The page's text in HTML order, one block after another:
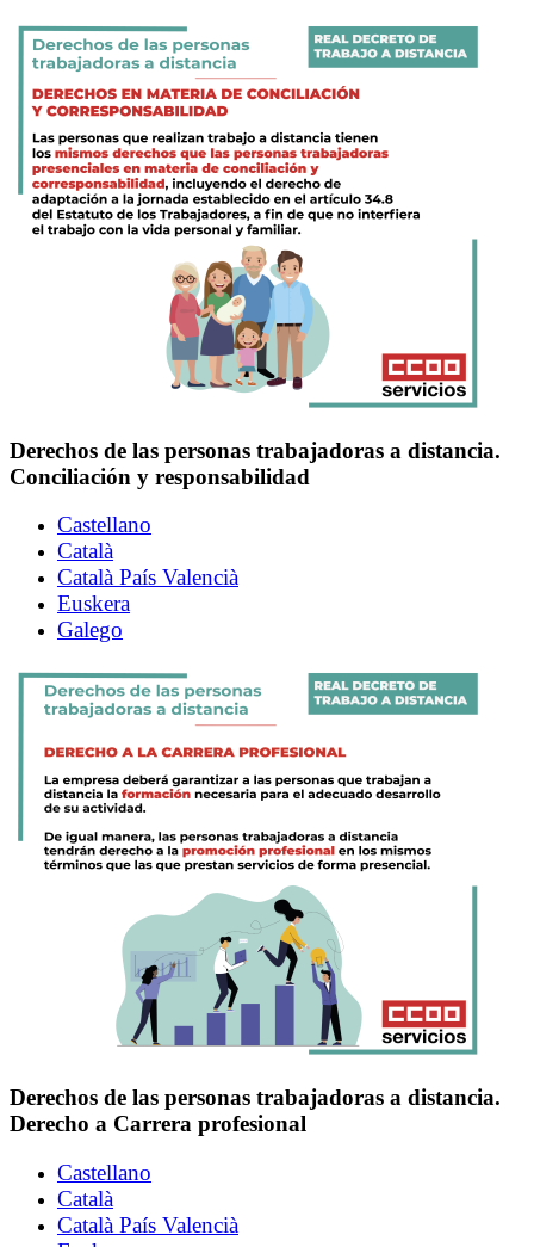
Derechos de las personas trabajadoras a distancia.
Conciliación y responsabilidad
Castellano
Català
Català País Valencià
Euskera
Galego
Derechos de las personas trabajadoras a distancia.
Derecho a Carrera profesional
Castellano
Català
Català País Valencià